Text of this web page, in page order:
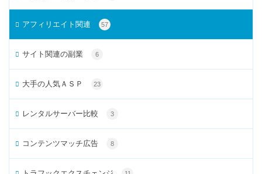
アフィリエイト関連 57
サイト関連の副業 6
大手の人気ＡＳＰ 23
レンタルサーバー比較 3
コンテンツマッチ広告 8